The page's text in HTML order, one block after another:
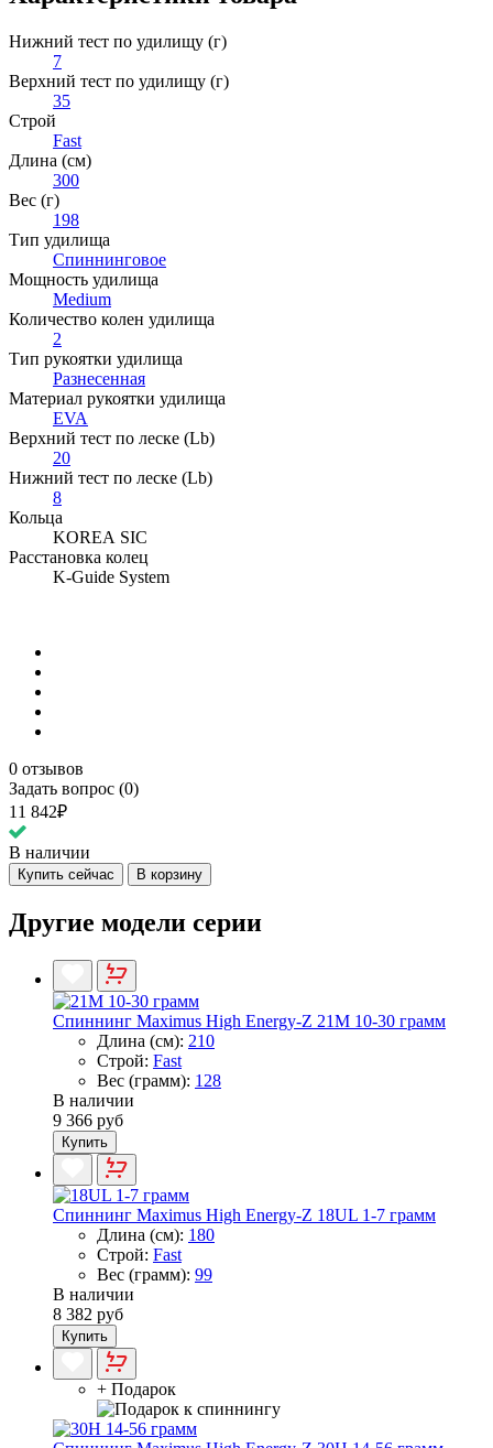
Нижний тест по удилищу (г)
7
Верхний тест по удилищу (г)
35
Строй
Fast
Длина (см)
300
Вес (г)
198
Тип удилища
Спиннинговое
Мощность удилища
Medium
Количество колен удилища
2
Тип рукоятки удилища
Разнесенная
Материал рукоятки удилища
EVA
Верхний тест по леске (Lb)
20
Нижний тест по леске (Lb)
8
Кольца
KOREA SIC
Расстановка колец
K-Guide System
0 отзывов
Задать вопрос (0)
11 842₽
В наличии
Купить сейчас В корзину
Другие модели серии
Спиннинг Maximus High Energy-Z 21M 10-30 грамм
Длина (см): 210
Строй: Fast
Вес (грамм): 128
В наличии
9 366 руб
Купить
Спиннинг Maximus High Energy-Z 18UL 1-7 грамм
Длина (см): 180
Строй: Fast
Вес (грамм): 99
В наличии
8 382 руб
Купить
+ Подарок